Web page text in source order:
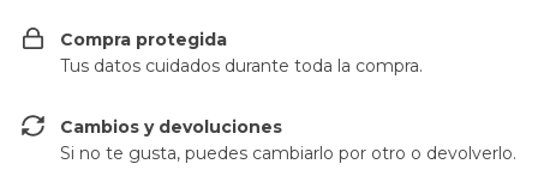
Compra protegida
Tus datos cuidados durante toda la compra.
Cambios y devoluciones
Si no te gusta, puedes cambiarlo por otro o devolverlo.